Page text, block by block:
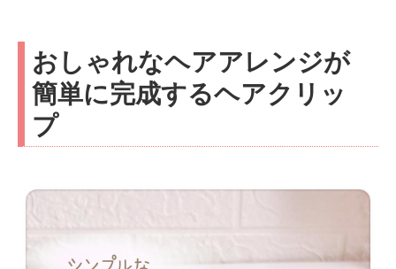
おしゃれなヘアアレンジが
簡単に完成するヘアクリッ
プ